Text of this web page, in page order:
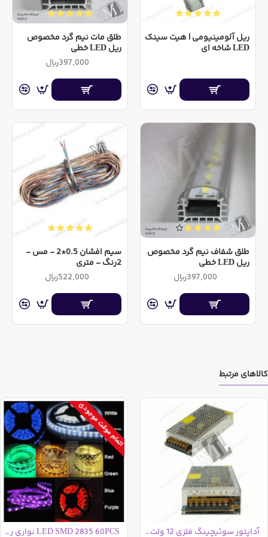
نمایید. برای مثال اگر میزان جریان مصرفی 0.8 آمپر(یا
را داشتید لازم است یک آداپتور با جریان بالاتر از 4آمپر انتخاب
میکنیم روی 80 درصد از توان اداپتور حساب نمایید و یک آداپتور
در حال حاضر این محصول در بازار بر اساس میزان جریان
عبوری (و نه بر اساس لومن و میزان نور) شناسایی شده و در
مشاهده میشود
همچنین سایز LED SMD
های بکار رفته و میزان تراکم
LEDها، متنوع بوده و این موارد نیز جزو مشخصات اصلی
کالا است.
جهت بسته بندی و ارسال بهتر این کالا(بویژه برای خریدهای کمتر
از کارتن) حداقل خرید 10 شاخه
ریل آلومینیومیضروری می
باشد.
قیمت این محصول بر اساس اطلاعات شما هنگام ثبت نام -
نظر خود کلیک نمایید و جزئیات را ملاحظه نمایید. در صورت
سایت تماس گرفته و سوالات خود را مطرح نمایید.
در گزینه های این کالا دو
مدل دو پین و سه پین
قابل مشاهده و انتخاب
می باشد.
مدل سه پین مطابق
تصویر روبرو دارای سه
ریل آلومینیومی | هیت سینک
LED شاخه ای
طلق مات نیم گرد مخصوص
ریل LED خطی
397,000ریال
طلق شفاف نیم گرد مخصوص
ریل LED خطی
397,000ریال
سیم افشان 0.5*2 - مس -
2رنگ - متری
522,000ریال
کالاهای مرتبط
آداپتور سوئیچینگ فلزی 12 ولت 10 آمپر مرغوب
اتمام موقت موجودی
LED SMD 2835 60PCS نواری رول 5 متری